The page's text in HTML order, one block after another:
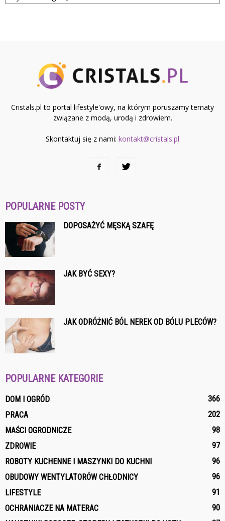
Cristals.pl to portal lifestyle'owy, na którym poruszamy tematy
związane z modą, urodą i zdrowiem.
Skontaktuj się z nami: kontakt@cristals.pl
POPULARNE POSTY
DOPOSAŻYĆ MĘSKĄ SZAFĘ
JAK BYĆ SEXY?
JAK ODRÓŻNIĆ BÓL NEREK OD BÓLU PLECÓW?
POPULARNE KATEGORIE
DOM I OGRÓD
366
PRACA
202
MAŚCI OGRODNICZE
98
ZDROWIE
97
ROBOTY KUCHENNE I MASZYNKI DO KUCHNI
96
OBUDOWY WENTYLATORÓW CHŁODNICY
96
LIFESTYLE
91
OCHRANIACZE NA MATERAC
90